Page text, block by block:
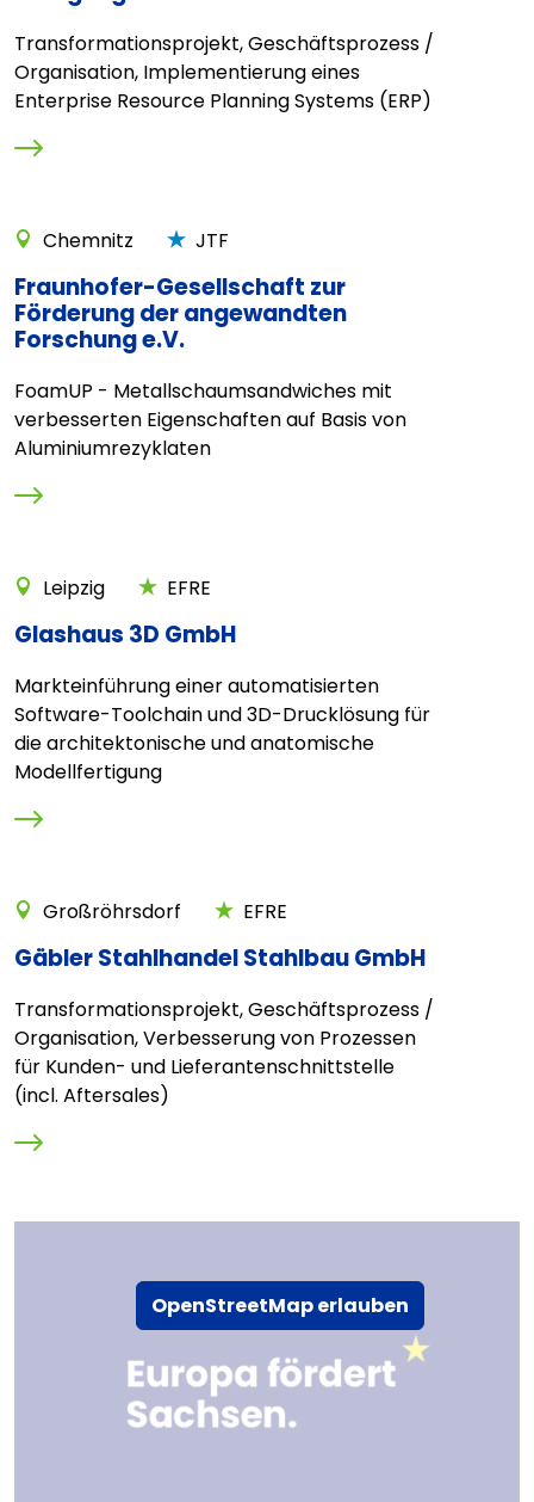
Transformationsprojekt, Geschäftsprozess /
Organisation, Implementierung eines
Enterprise Resource Planning Systems (ERP)
Chemnitz JTF
Fraunhofer-Gesellschaft zur
Förderung der angewandten
Forschung e.V.
FoamUP - Metallschaumsandwiches mit
verbesserten Eigenschaften auf Basis von
Aluminiumrezyklaten
Leipzig EFRE
Glashaus 3D GmbH
Markteinführung einer automatisierten
Software-Toolchain und 3D-Drucklösung für
die architektonische und anatomische
Modellfertigung
Großröhrsdorf EFRE
Gäbler Stahlhandel Stahlbau GmbH
Transformationsprojekt, Geschäftsprozess /
Organisation, Verbesserung von Prozessen
für Kunden- und Lieferantenschnittstelle
(incl. Aftersales)
OpenStreetMap erlauben